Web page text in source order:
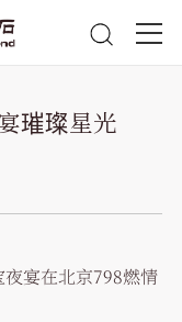
璀璨星光
宴在北京798燃情